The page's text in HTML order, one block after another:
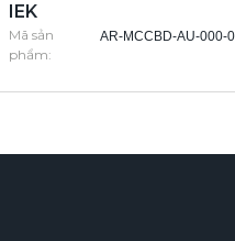
IEK
Mã sản
phẩm:
AR-MCCBD-AU-000-